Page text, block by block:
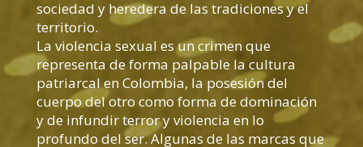
sociedad y heredera de las tradiciones y el
territorio.
La violencia sexual es un crimen que
representa de forma palpable la cultura
patriarcal en Colombia, la posesión del
cuerpo del otro como forma de dominación
y de infundir terror y violencia en lo
profundo del ser. Algunas de las marcas que